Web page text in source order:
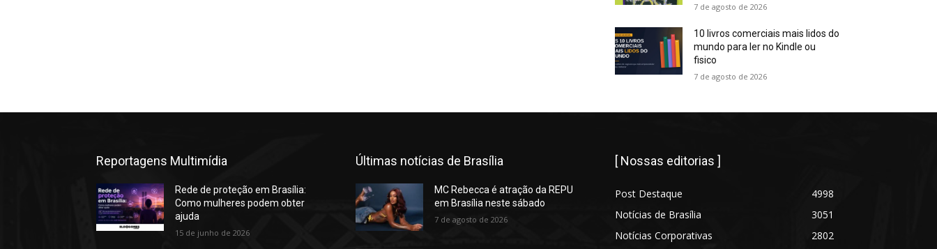
7 de agosto de 2026
10 livros comerciais mais lidos do
mundo para ler no Kindle ou
fisico
7 de agosto de 2026
Reportagens Multimídia
Rede de proteção em Brasília:
Como mulheres podem obter
ajuda
15 de junho de 2026
Últimas notícias de Brasília
MC Rebecca é atração da REPU
em Brasília neste sábado
7 de agosto de 2026
[ Nossas editorias ]
Post Destaque
4998
Notícias de Brasília
3051
Notícias Corporativas
2802